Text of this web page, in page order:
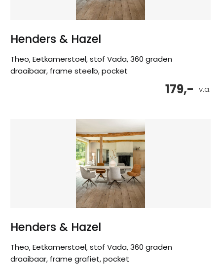
Henders & Hazel
Theo, Eetkamerstoel, stof Vada, 360 graden
draaibaar, frame steelb, pocket
v.a.
179,-
Henders & Hazel
Theo, Eetkamerstoel, stof Vada, 360 graden
draaibaar, frame grafiet, pocket